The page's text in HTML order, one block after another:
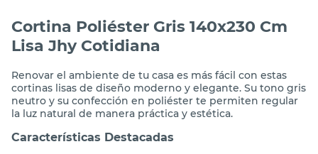
Cortina Poliéster Gris 140x230 Cm
Lisa Jhy Cotidiana
Renovar el ambiente de tu casa es más fácil con estas
cortinas lisas de diseño moderno y elegante. Su tono gris
neutro y su confección en poliéster te permiten regular
la luz natural de manera práctica y estética.
Características Destacadas